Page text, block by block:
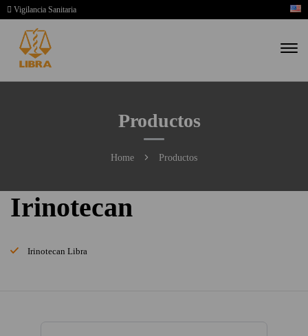
Vigilancia Sanitaria
Productos
Home Productos
Irinotecan
Irinotecan Libra